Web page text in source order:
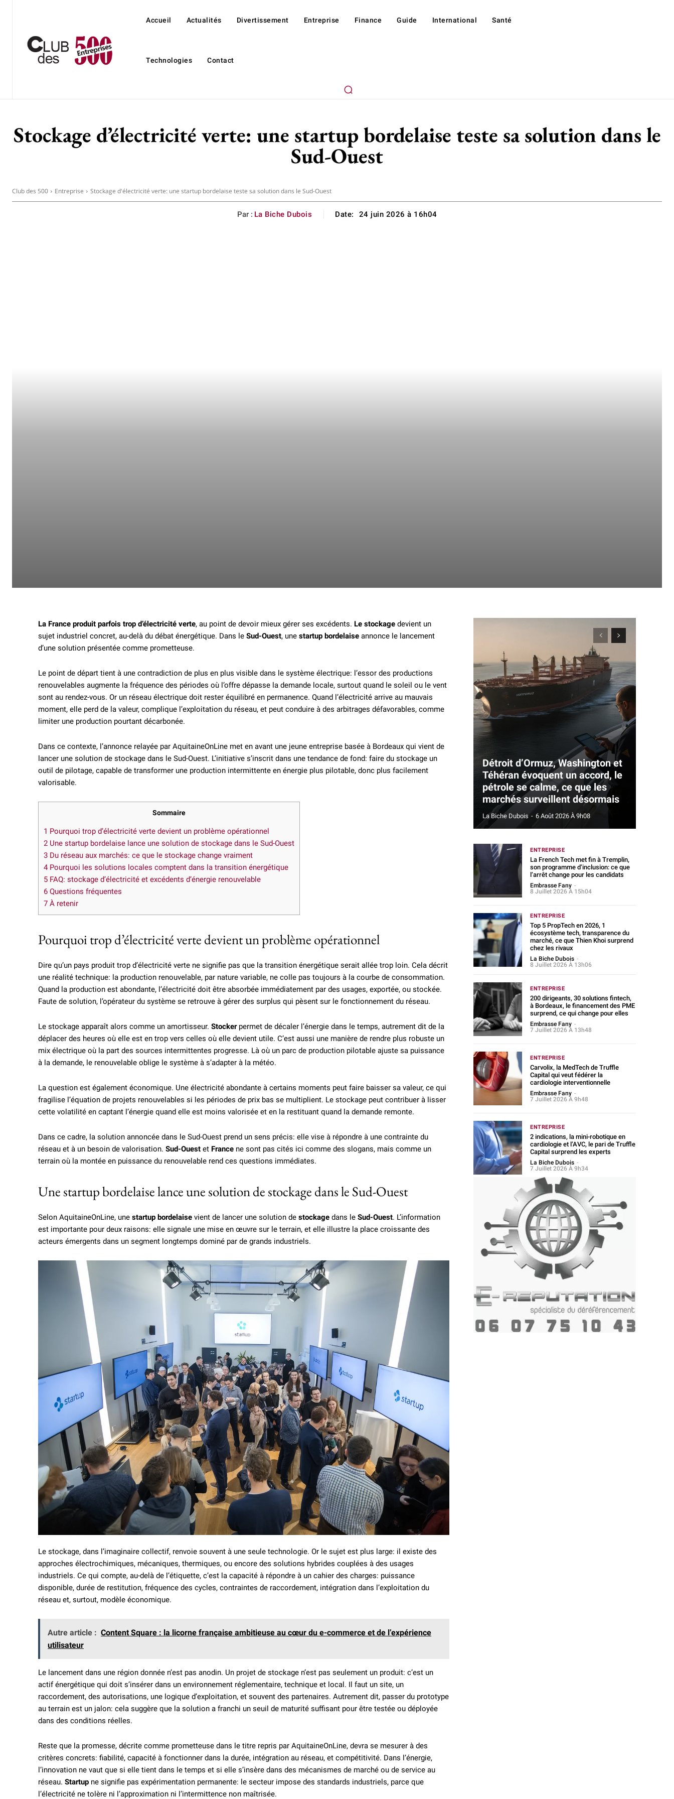
Accueil Actualités Divertissement Entreprise Finance Guide International Santé
Technologies Contact
Stockage d’électricité verte: une startup bordelaise teste sa solution dans le
Sud-Ouest
Club des 500 Entreprise Stockage d'électricité verte: une startup bordelaise teste sa solution dans le Sud-Ouest
Par : La Biche Dubois Date: 24 juin 2026 à 16h04
La France produit parfois trop d’électricité verte, au point de devoir mieux gérer ses excédents. Le stockage devient un
sujet industriel concret, au-delà du débat énergétique. Dans le Sud-Ouest, une startup bordelaise annonce le lancement
d’une solution présentée comme prometteuse.
Le point de départ tient à une contradiction de plus en plus visible dans le système électrique: l’essor des productions
renouvelables augmente la fréquence des périodes où l’offre dépasse la demande locale, surtout quand le soleil ou le vent
sont au rendez-vous. Or un réseau électrique doit rester équilibré en permanence. Quand l’électricité arrive au mauvais
moment, elle perd de la valeur, complique l’exploitation du réseau, et peut conduire à des arbitrages défavorables, comme
limiter une production pourtant décarbonée.
Dans ce contexte, l’annonce relayée par AquitaineOnLine met en avant une jeune entreprise basée à Bordeaux qui vient de
lancer une solution de stockage dans le Sud-Ouest. L’initiative s’inscrit dans une tendance de fond: faire du stockage un
outil de pilotage, capable de transformer une production intermittente en énergie plus pilotable, donc plus facilement
valorisable.
Sommaire
1 Pourquoi trop d’électricité verte devient un problème opérationnel
2 Une startup bordelaise lance une solution de stockage dans le Sud-Ouest
3 Du réseau aux marchés: ce que le stockage change vraiment
4 Pourquoi les solutions locales comptent dans la transition énergétique
5 FAQ: stockage d’électricité et excédents d’énergie renouvelable
6 Questions fréquentes
7 À retenir
Pourquoi trop d’électricité verte devient un problème opérationnel
Dire qu’un pays produit trop d’électricité verte ne signifie pas que la transition énergétique serait allée trop loin. Cela décrit
une réalité technique: la production renouvelable, par nature variable, ne colle pas toujours à la courbe de consommation.
Quand la production est abondante, l’électricité doit être absorbée immédiatement par des usages, exportée, ou stockée.
Faute de solution, l’opérateur du système se retrouve à gérer des surplus qui pèsent sur le fonctionnement du réseau.
Le stockage apparaît alors comme un amortisseur. Stockerpermet de décaler l’énergie dans le temps, autrement dit de la
déplacer des heures où elle est en trop vers celles où elle devient utile. C’est aussi une manière de rendre plus robuste un
mix électrique où la part des sources intermittentes progresse. Là où un parc de production pilotable ajuste sa puissance
à la demande, le renouvelable oblige le système à s’adapter à la météo.
La question est également économique. Une électricité abondante à certains moments peut faire baisser sa valeur, ce qui
fragilise l’équation de projets renouvelables si les périodes de prix bas se multiplient. Le stockage peut contribuer à lisser
cette volatilité en captant l’énergie quand elle est moins valorisée et en la restituant quand la demande remonte.
Dans ce cadre, la solution annoncée dans le Sud-Ouest prend un sens précis: elle vise à répondre à une contrainte du
réseau et à un besoin de valorisation. Sud-Ouest et France ne sont pas cités ici comme des slogans, mais comme un
terrain où la montée en puissance du renouvelable rend ces questions immédiates.
Une startup bordelaise lance une solution de stockage dans le Sud-Ouest
Selon AquitaineOnLine, une startup bordelaise vient de lancer une solution de stockage dans le Sud-Ouest. L’information
est importante pour deux raisons: elle signale une mise en œuvre sur le terrain, et elle illustre la place croissante des
acteurs émergents dans un segment longtemps dominé par de grands industriels.
Le stockage, dans l’imaginaire collectif, renvoie souvent à une seule technologie. Or le sujet est plus large: il existe des
approches électrochimiques, mécaniques, thermiques, ou encore des solutions hybrides couplées à des usages
industriels. Ce qui compte, au-delà de l’étiquette, c’est la capacité à répondre à un cahier des charges: puissance
disponible, durée de restitution, fréquence des cycles, contraintes de raccordement, intégration dans l’exploitation du
réseau et, surtout, modèle économique.
Autre article : Content Square : la licorne française ambitieuse au cœur du e-commerce et de l’expérience
utilisateur
Le lancement dans une région donnée n’est pas anodin. Un projet de stockage n’est pas seulement un produit: c’est un
actif énergétique qui doit s’insérer dans un environnement réglementaire, technique et local. Il faut un site, un
raccordement, des autorisations, une logique d’exploitation, et souvent des partenaires. Autrement dit, passer du prototype
au terrain est un jalon: cela suggère que la solution a franchi un seuil de maturité suffisant pour être testée ou déployée
dans des conditions réelles.
Reste que la promesse, décrite comme prometteuse dans le titre repris par AquitaineOnLine, devra se mesurer à des
critères concrets: fiabilité, capacité à fonctionner dans la durée, intégration au réseau, et compétitivité. Dans l’énergie,
l’innovation ne vaut que si elle tient dans le temps et si elle s’insère dans des mécanismes de marché ou de service au
réseau. Startup ne signifie pas expérimentation permanente: le secteur impose des standards industriels, parce que
l’électricité ne tolère ni l’approximation ni l’intermittence non maîtrisée.
Détroit d’Ormuz, Washington et
Téhéran évoquent un accord, le
pétrole se calme, ce que les
marchés surveillent désormais
La Biche Dubois - 6 Août 2026 À 9h08
ENTREPRISE
La French Tech met fin à Tremplin,
son programme d’inclusion: ce que
l’arrêt change pour les candidats
Embrasse Fany -
8 Juillet 2026 À 15h04
ENTREPRISE
Top 5 PropTech en 2026, 1
écosystème tech, transparence du
marché, ce que Thien Khoi surprend
chez les rivaux
La Biche Dubois -
8 Juillet 2026 À 13h06
ENTREPRISE
200 dirigeants, 30 solutions fintech,
à Bordeaux, le financement des PME
surprend, ce qui change pour elles
Embrasse Fany -
7 Juillet 2026 À 13h48
ENTREPRISE
Carvolix, la MedTech de Truffle
Capital qui veut fédérer la
cardiologie interventionnelle
Embrasse Fany -
7 Juillet 2026 À 9h48
ENTREPRISE
2 indications, la mini-robotique en
cardiologie et l’AVC, le pari de Truffle
Capital surprend les experts
La Biche Dubois -
7 Juillet 2026 À 9h34